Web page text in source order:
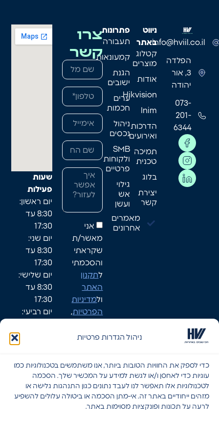
ניהול הגדרות פרטיות
כדי לספק את החוויות הטובות ביותר, אנו משתמשים בטכנולוגיות כמו
עוגיות כדי לאחסן ו/או לגשת למידע על המכשיר שלך. הסכמה
לטכנולוגיות אלו תאפשר לנו לעבד נתונים כגון התנהגות גלישה או
מזהים ייחודיים באתר זה. אי-מתן הסכמה או ביטולה עלולים להשפיע
לרעה על תכונות ופונקציות מסוימות באתר.
info@hviil.co.il
הפלדה
3, אור
יהודה
073-
201-
6344
ניווט
באתר
קטלוג
מוצרים
אודות
Hikvision
Inim
הדרכות
ואירועים
תמיכה
טכנית
בלוג
יצירת
קשר
מאמרים
אחרונים
פתרונות
תעבורה
קמעונאות
הגנת
ישובים
ערים
חכמות
ניהול
נכסים
SMB
ולקוחות
פרטיים
גילוי
אש
ועשן
צרו
קשר
אני
מאשר/ת
שקראתי
והסכמתי
לתקנון
האתר
ולמדיניות
הפרטיות,
שעות
פעילות
יום ראשון:
8:30 עד
17:30
יום שני:
8:30 עד
17:30
יום שלישי:
8:30 עד
17:30
יום רביעי:
יום חמישי:
שבת: סגור